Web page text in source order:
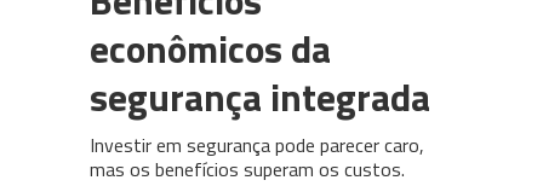
econômicos da
segurança integrada
Investir em segurança pode parecer caro,
mas os benefícios superam os custos.